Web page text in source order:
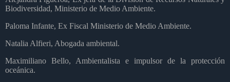
Biodiversidad, Ministerio de Medio Ambiente.
Paloma Infante, Ex Fiscal Ministerio de Medio Ambiente.
Natalia Alfieri, Abogada ambiental.
Maximiliano Bello, Ambientalista e impulsor de la protección
oceánica.